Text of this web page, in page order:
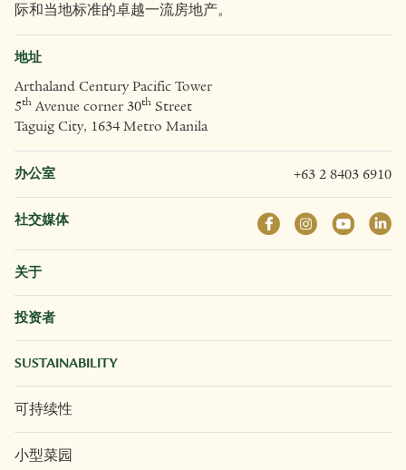
际和当地标准的卓越一流房地产。
地址
Arthaland Century Pacific Tower
5th Avenue corner 30th Street
Taguig City, 1634 Metro Manila
办公室 +63 2 8403 6910
社交媒体
关于
投资者
SUSTAINABILITY
可持续性
小型菜园